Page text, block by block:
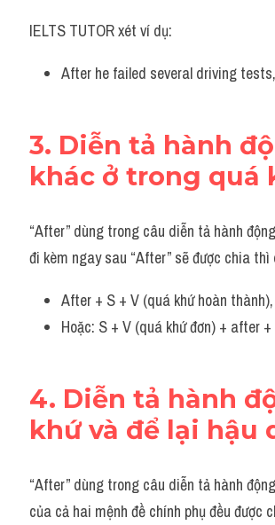
IELTS TUTOR xét ví dụ:
After he failed several driving
3. Diễn tả hành
khác ở trong quá
“After” dùng trong câu diễn tả hành
đi kèm ngay sau “After” sẽ được chia
After + S + V (quá khứ hoàn
Hoặc: S + V (quá khứ đơn) + after
4. Diễn tả hành
khứ và để lại hậu
“After” dùng trong câu diễn tả hành
của cả hai mệnh đề chính phụ đều được